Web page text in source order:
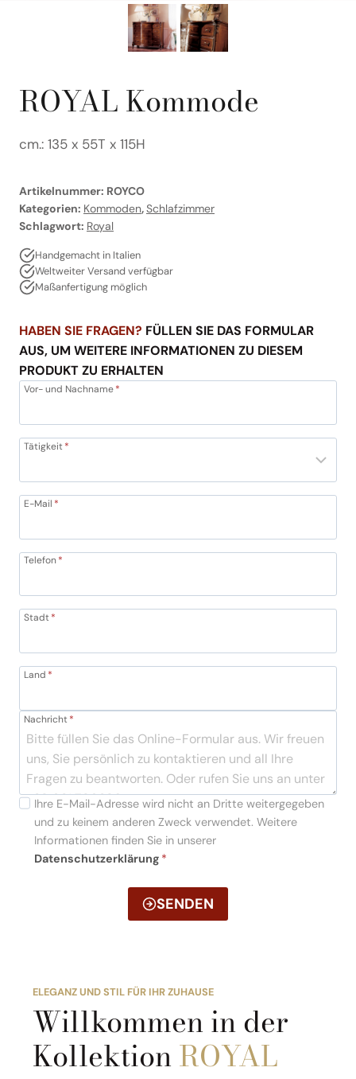
ROYAL Kommode
cm.: 135 x 55T x 115H
Artikelnummer: ROYCO
Kategorien: Kommoden,Schlafzimmer
Schlagwort: Royal
Handgemacht in Italien
Weltweiter Versand verfügbar
Maßanfertigung möglich
HABEN SIE FRAGEN? FÜLLEN SIE DAS FORMULAR
AUS, UM WEITERE INFORMATIONEN ZU DIESEM
PRODUKT ZU ERHALTEN
Vor- und Nachname*
Tätigkeit*
E-Mail *
Telefon*
Stadt*
Land *
Nachricht*
Ihre E-Mail-Adresse wird nicht an Dritte weitergegeben
und zu keinem anderen Zweck verwendet. Weitere
Informationen finden Sie in unserer
Datenschutzerklärung *
SENDEN
ELEGANZ UND STIL FÜR IHR ZUHAUSE
Willkommen in der
KollektionROYAL